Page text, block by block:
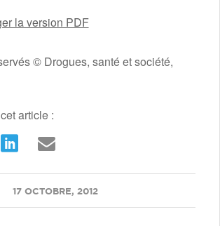
la version PDF
© Drogues, santé et société,
article :
17 OCTOBRE, 2012
/